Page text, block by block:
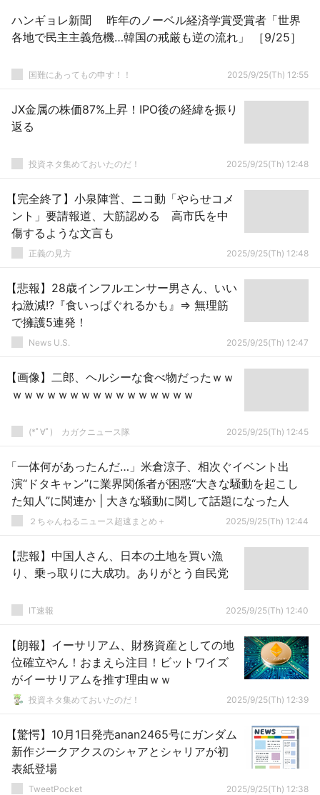
ハンギョレ新聞 昨年のノーベル経済学賞受賞者「世界
各地で民主主義危機…韓国の戒厳も逆の流れ」 ［9/25］
国難にあってもの申す！！ 2025/9/25(Th) 12:55
JX金属の株価87%上昇！IPO後の経緯を振り
返る
投資ネタ集めておいたのだ！ 2025/9/25(Th) 12:48
【完全終了】小泉陣営、ニコ動「やらせコメ
ント」要請報道、大筋認める 高市氏を中
傷するような文言も
正義の見方 2025/9/25(Th) 12:48
【悲報】28歳インフルエンサー男さん、いい
ね激減!?『食いっぱぐれるかも』⇒ 無理筋
で擁護5連発！
News U.S. 2025/9/25(Th) 12:47
【画像】二郎、ヘルシーな食べ物だったｗｗ
ｗｗｗｗｗｗｗｗｗｗｗｗｗｗｗｗ
(*ﾟ∀ﾟ)ゞカガクニュース隊 2025/9/25(Th) 12:45
「一体何があったんだ…」米倉涼子、相次ぐイベント出
演“ドタキャン”に業界関係者が困惑“大きな騒動を起こし
た知人”に関連か | 大きな騒動に関して話題になった人
２ちゃんねるニュース超速まとめ＋ 2025/9/25(Th) 12:44
【悲報】中国人さん、日本の土地を買い漁
り、乗っ取りに大成功。ありがとう自民党
IT速報 2025/9/25(Th) 12:40
【朗報】イーサリアム、財務資産としての地
位確立やん！おまえら注目！ビットワイズ
がイーサリアムを推す理由ｗｗ
投資ネタ集めておいたのだ！ 2025/9/25(Th) 12:39
【驚愕】10月1日発売anan2465号にガンダム
新作ジークアクスのシャアとシャリアが初
表紙登場
TweetPocket 2025/9/25(Th) 12:38